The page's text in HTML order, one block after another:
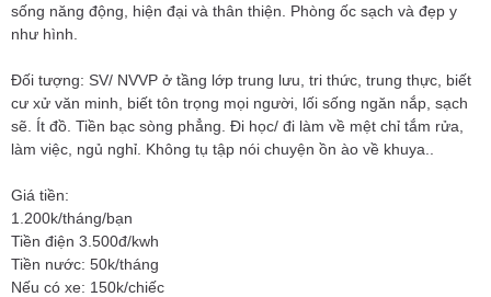
sống năng động, hiện đại và thân thiện. Phòng ốc sạch và đẹp y
như hình.
Đối tượng: SV/ NVVP ở tầng lớp trung lưu, tri thức, trung thực, biết
cư xử văn minh, biết tôn trọng mọi người, lối sống ngăn nắp, sạch
sẽ. Ít đồ. Tiền bạc sòng phẳng. Đi học/ đi làm về mệt chỉ tắm rửa,
làm việc, ngủ nghỉ. Không tụ tập nói chuyện ồn ào về khuya..
Giá tiền:
1.200k/tháng/bạn
Tiền điện 3.500đ/kwh
Tiền nước: 50k/tháng
Nếu có xe: 150k/chiếc